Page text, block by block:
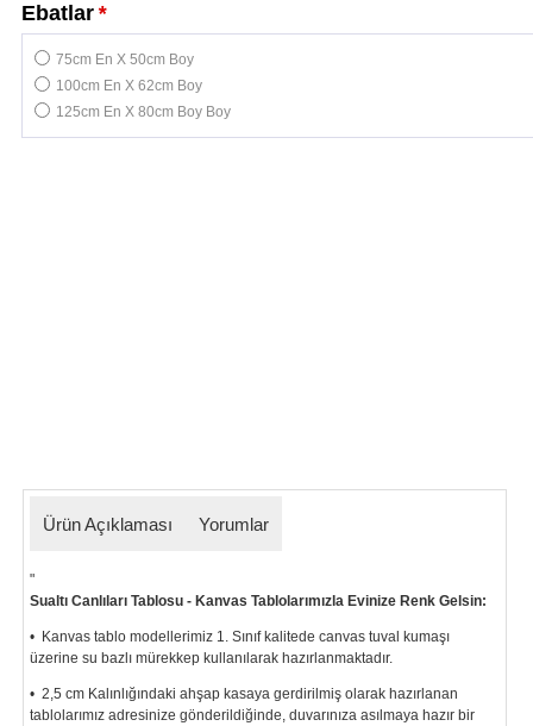
*
Ebatlar
75cm En X 50cm Boy
100cm En X 62cm Boy
125cm En X 80cm Boy Boy
Ürün Açıklaması Yorumlar
"
Sualtı Canlıları Tablosu - Kanvas Tablolarımızla Evinize Renk Gelsin:
• Kanvas tablo modellerimiz 1. Sınıf kalitede canvas tuval kumaşı
üzerine su bazlı mürekkep kullanılarak hazırlanmaktadır.
• 2,5 cm Kalınlığındaki ahşap kasaya gerdirilmiş olarak hazırlanan
tablolarımız adresinize gönderildiğinde, duvarınıza asılmaya hazır bir